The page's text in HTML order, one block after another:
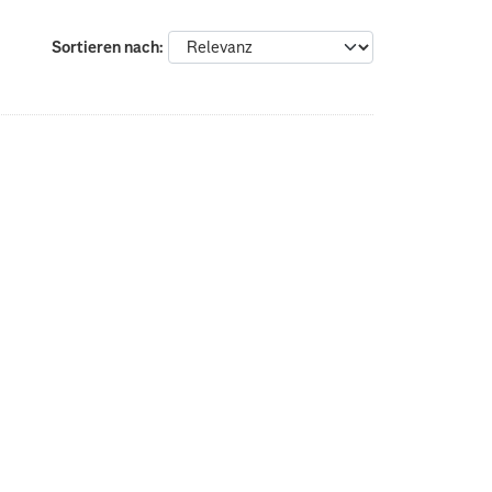
Sortieren nach